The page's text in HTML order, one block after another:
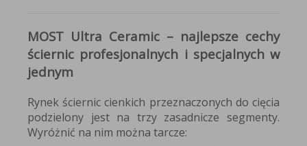
MOST Ultra Ceramic – najlepsze cechy
ściernic profesjonalnych i specjalnych w
jednym
Rynek ściernic cienkich przeznaczonych do cięcia
podzielony jest na trzy zasadnicze segmenty.
Wyróżnić na nim można tarcze: